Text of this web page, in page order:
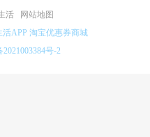
活
网站地图
活APP 淘宝优惠券商城
2021003384号-2